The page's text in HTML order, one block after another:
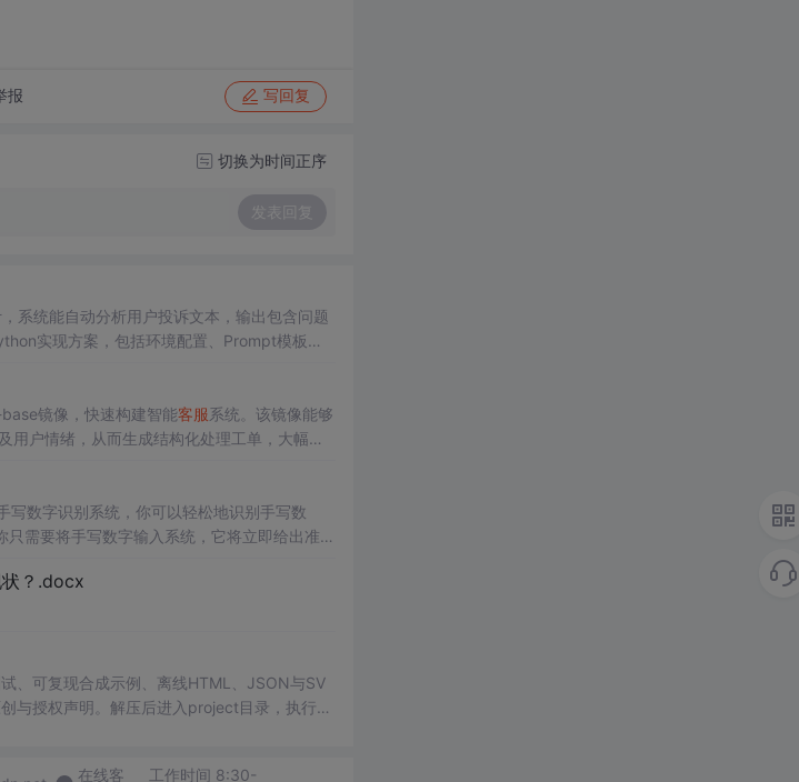
报 写回复
切换为时间正序
发表回复
系统能自动分析用户投诉文本，输出包含问题
实现方案，包括环境配置、Prompt模板编
镜像，快速构建智能客服系统。该镜像能够
用户情绪，从而生成结构化处理工单，大幅提
写数字识别系统，你可以轻松地识别手写数
需要将手写数字输入系统，它将立即给出准确
？.docx
、可复现合成示例、离线HTML、JSON与SV
与授权声明。解压后进入project目录，执行np
在线客 工作时间 8:30-